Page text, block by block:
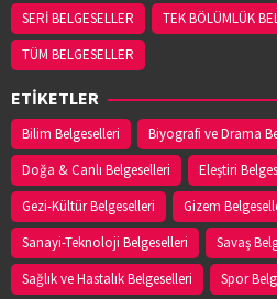
YASEMİN ECZANESİ
CADDESI NO:14/B
03625443111
YENİ HAVZA ECZANESİ
Adres:İCADİYE MAH.
03627141953
SERİ BELGESELLER
TEK BÖLÜMLÜK
TÜM BELGESELLER
ETİKETLER
Bilim Belgeselleri Biyografi ve Drama
Doğa & Canlı Belgeselleri
Eleştiri
Gezi-Kültür Belgeselleri
Gizem
Sanayi-Teknoloji Belgeselleri
Savaş
Sağlık ve Hastalık Belgeselleri
Spor